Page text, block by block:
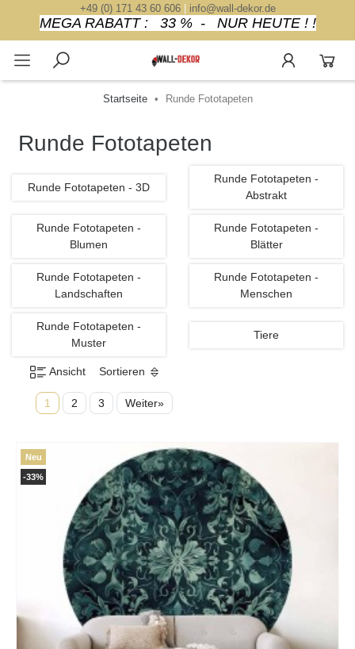
+49 (0) 171 43 60 606| info@wall-dekor.de
MEGA RABATT : 33 % - NUR HEUTE ! !
Startseite Runde Fototapeten
Runde Fototapeten
Runde Fototapeten - 3D
Runde Fototapeten -
Abstrakt
Runde Fototapeten -
Blumen
Runde Fototapeten -
Blätter
Runde Fototapeten -
Landschaften
Runde Fototapeten -
Menschen
Runde Fototapeten -
Muster
Tiere
Ansicht Sortieren
1 2 3 Weiter»
-33%
Neu